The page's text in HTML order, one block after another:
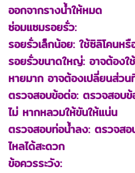
ออกจากรางน้ำให้หมด
ซ่อมแซมรอยรั่ว:
รอยรั่วเล็กน้อย: ใช้ซิลิโคนห
รอยรั่วขนาดใหญ่: อาจต้องใ
หายมาก อาจต้องเปลี่ยนส่วน
ตรวจสอบข้อต่อ: ตรวจสอบ
ไม่ หากหลวมให้ขันให้แน่น
ตรวจสอบท่อน้ำลง: ตรวจสอ
ไหลได้สะดวก
ข้อควรระวัง: